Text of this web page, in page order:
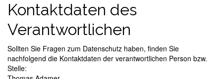
Kontaktdaten des
Verantwortlichen
Sollten Sie Fragen zum Datenschutz haben, finden Sie
nachfolgend die Kontaktdaten der verantwortlichen Person bzw.
Stelle: